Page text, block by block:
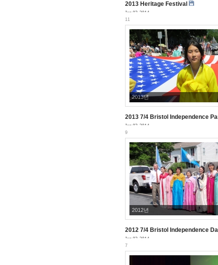
2013 Heritage Festival
Jun 02, 2014
11
2013년
2013 7/4 Bristol Independence
Jun 02, 2014
9
2012년
2012 7/4 Bristol Independence
Jun 02, 2014
7